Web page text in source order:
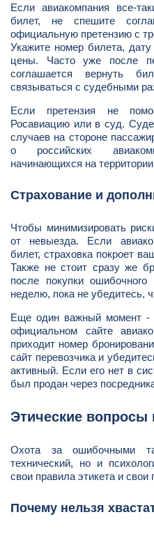
Если авиакомпания все-
билет, не спешите
официальную претензию с
Укажите номер билета,
цены. Часто уже после
соглашается вернуть
связываться с судебными
Если претензия не
Росавиацию или в суд.
случаев на стороне
о российских
начинающихся на
Страхование и
Чтобы минимизировать
от невыезда. Если
билет, страховка покроет
Также не стоит сразу же
после покупки
неделю, пока не убедитесь,
Еще один важный момент -
официальном сайте
приходит номер
сайт перевозчика и
активный. Если его нет в
был продан через
Этические вопросы
Охота за ошибочными
технический, но и
свои правила этикета и
Почему нельзя